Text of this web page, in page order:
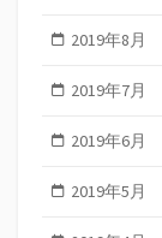
2019年8月
2019年7月
2019年6月
2019年5月